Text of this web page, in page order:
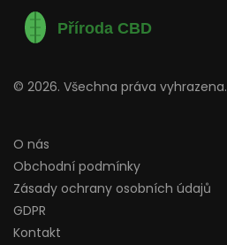
© 2026. Všechna práva vyhrazena.
O nás
Obchodní podmínky
Zásady ochrany osobních údajů
GDPR
Kontakt